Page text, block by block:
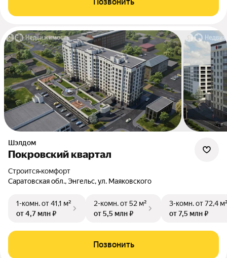
Шэлдом
Покровский квартал
Строится•комфорт
Саратовская обл., Энгельс, ул. Маяковского
1-комн.от 41,1 м²
от 4,7 млн ₽
2-комн.от 52 м²
от 5,5 млн ₽
3-комн.от 72,4
от 7,5 млн ₽
Позвонить